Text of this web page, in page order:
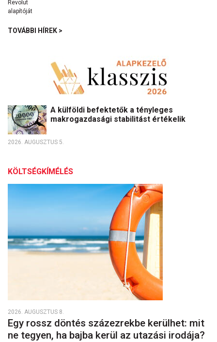
TOVÁBBI HÍREK >
A külföldi befektetők a tényleges
makrogazdasági stabilitást értékelik
2026. AUGUSZTUS 5.
KÖLTSÉGKÍMÉLÉS
2026. AUGUSZTUS 8.
Egy rossz döntés százezrekbe kerülhet: mit
ne tegyen, ha bajba kerül az utazási irodája?